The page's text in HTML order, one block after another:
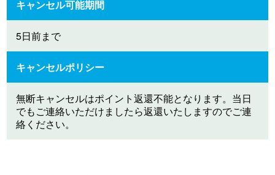
キャンセル可能期間
5日前まで
キャンセルポリシー
無断キャンセルはポイント返還不能となります。当日
でもご連絡いただけましたら返還いたしますのでご連
絡ください。